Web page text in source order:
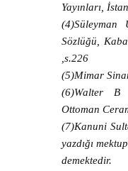
Yayınları,
(4)Süleyman
Sözlüğü,
,s.226
(5)Mimar
(6)Walter
Ottoman
(7)Kanuni
yazdığı
demektedir.